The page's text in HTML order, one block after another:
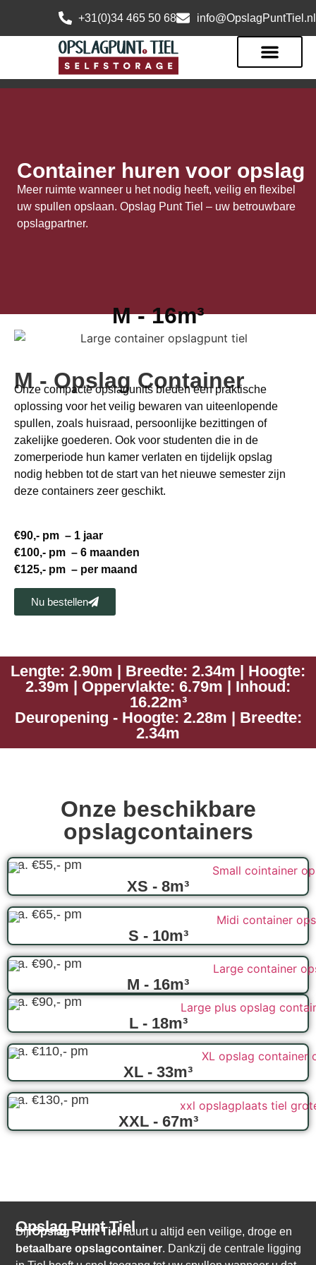
+31(0)34 465 50 68 info@OpslagPuntTiel.nl
Container huren voor opslag
Meer ruimte wanneer u het nodig heeft, veilig en flexibel
uw spullen opslaan. Opslag Punt Tiel – uw betrouwbare
opslagpartner.
M - 16m³
M - Opslag Container
Onze compacte opslagunits bieden een praktische
oplossing voor het veilig bewaren van uiteenlopende
spullen, zoals huisraad, persoonlijke bezittingen of
zakelijke goederen. Ook voor studenten die in de
zomerperiode hun kamer verlaten en tijdelijk opslag
nodig hebben tot de start van het nieuwe semester zijn
deze containers zeer geschikt.
€90,- pm – 1 jaar
€100,- pm – 6 maanden
€125,- pm – per maand
Nu bestellen
Lengte: 2.90m | Breedte: 2.34m | Hoogte:
2.39m | Oppervlakte: 6.79m | Inhoud:
16.22m³
Deuropening - Hoogte: 2.28m | Breedte:
2.34m
Onze beschikbare
opslagcontainers
v.a. €55,- pm
XS - 8m³
v.a. €65,- pm
S - 10m³
v.a. €90,- pm
M - 16m³
v.a. €90,- pm
L - 18m³
v.a. €110,- pm
XL - 33m³
v.a. €130,- pm
XXL - 67m³
Opslag Punt Tiel
BijOpslag Punt Tielhuurt u altijd een veilige, droge en
betaalbare opslagcontainer. Dankzij de centrale ligging